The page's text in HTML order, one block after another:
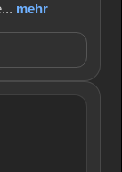
mehr